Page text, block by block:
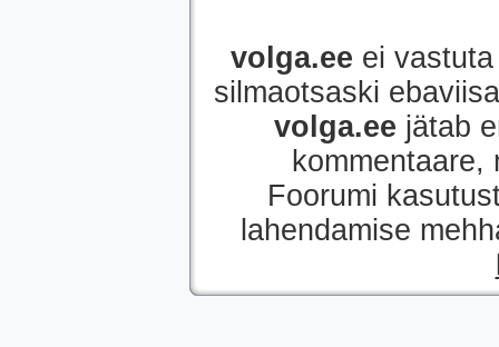
volga.ee ei
silmaotsaski
volga.ee jätab
Foorumi
lahendamise